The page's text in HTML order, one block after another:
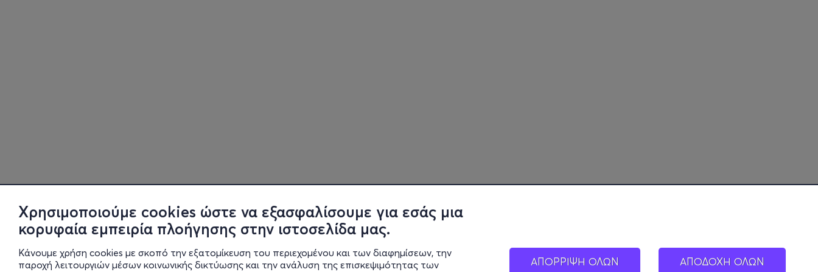
Χρησιμοποιούμε cookies ώστε να εξασφαλίσουμε για εσάς μια
κορυφαία εμπειρία πλοήγησης στην ιστοσελίδα μας.
Κάνουμε χρήση cookies με σκοπό την εξατομίκευση του περιεχομένου και των διαφημίσεων, την
παροχή λειτουργιών μέσων κοινωνικής δικτύωσης και την ανάλυση της επισκεψιμότητας των
ΑΠΟΡΡΙΨΗ ΟΛΩΝ ΑΠΟΔΟΧΗ ΟΛΩΝ